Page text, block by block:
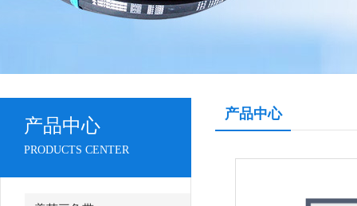
产品中心
PRODUCTS CENTER
产品中心